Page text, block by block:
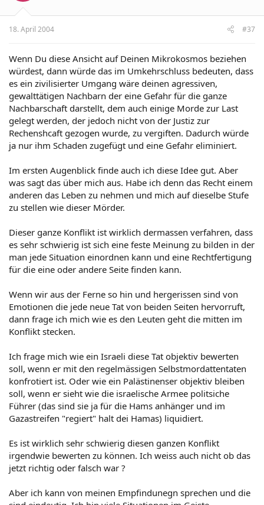
18. April 2004 #37
Wenn Du diese Ansicht auf Deinen Mikrokosmos beziehen
würdest, dann würde das im Umkehrschluss bedeuten, dass
es ein zivilisierter Umgang wäre deinen agressiven,
gewalttätigen Nachbarn der eine Gefahr für die ganze
Nachbarschaft darstellt, dem auch einige Morde zur Last
gelegt werden, der jedoch nicht von der Justiz zur
Rechenshcaft gezogen wurde, zu vergiften. Dadurch würde
ja nur ihm Schaden zugefügt und eine Gefahr eliminiert.
Im ersten Augenblick finde auch ich diese Idee gut. Aber
was sagt das über mich aus. Habe ich denn das Recht einem
anderen das Leben zu nehmen und mich auf dieselbe Stufe
zu stellen wie dieser Mörder.
Dieser ganze Konflikt ist wirklich dermassen verfahren, dass
es sehr schwierig ist sich eine feste Meinung zu bilden in der
man jede Situation einordnen kann und eine Rechtfertigung
für die eine oder andere Seite finden kann.
Wenn wir aus der Ferne so hin und hergerissen sind von
Emotionen die jede neue Tat von beiden Seiten hervorruft,
dann frage ich mich wie es den Leuten geht die mitten im
Konflikt stecken.
Ich frage mich wie ein Israeli diese Tat objektiv bewerten
soll, wenn er mit den regelmässigen Selbstmordattentaten
konfrotiert ist. Oder wie ein Palästinenser objektiv bleiben
soll, wenn er sieht wie die israelische Armee politsiche
Führer (das sind sie ja für die Hams anhänger und im
Gazastreifen "regiert" halt dei Hamas) liquidiert.
Es ist wirklich sehr schwierig diesen ganzen Konflikt
irgendwie bewerten zu können. Ich weiss auch nicht ob das
jetzt richtig oder falsch war ?
Aber ich kann von meinen Empfindunegn sprechen und die